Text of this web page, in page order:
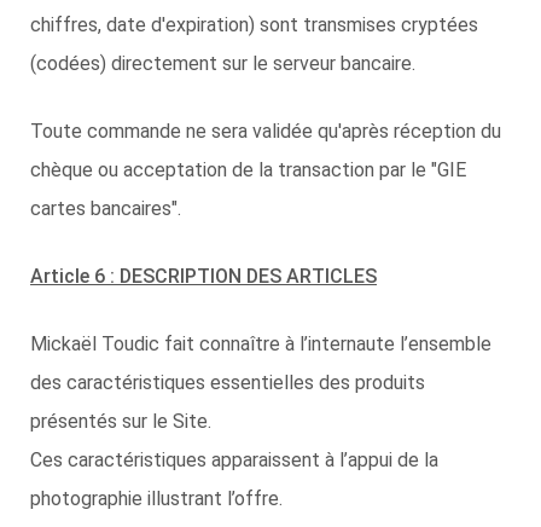
chiffres, date d'expiration) sont transmises cryptées
(codées) directement sur le serveur bancaire.
Toute commande ne sera validée qu'après réception du
chèque ou acceptation de la transaction par le "GIE
cartes bancaires".
Article 6 : DESCRIPTION DES ARTICLES
Mickaël Toudic fait connaître à l’internaute l’ensemble
des caractéristiques essentielles des produits
présentés sur le Site.
Ces caractéristiques apparaissent à l’appui de la
photographie illustrant l’offre.